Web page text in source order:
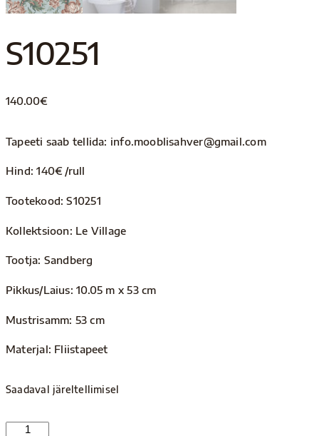
S10251
140.00€
Tapeeti saab tellida: info.mooblisahver@gmail.com
Hind: 140€ /rull
Tootekood: S10251
Kollektsioon: Le Village
Tootja: Sandberg
Pikkus/Laius: 10.05 m x 53 cm
Mustrisamm: 53 cm
Materjal: Fliistapeet
Saadaval järeltellimisel
S10251